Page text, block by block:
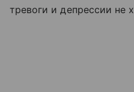
тревоги и депрессии не